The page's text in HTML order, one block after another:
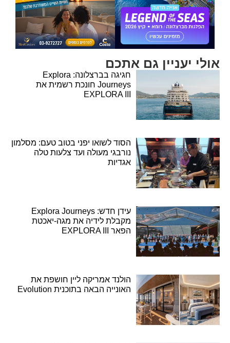
אולי יעניין גם אתכם
חגיגה בברצלונה: Explora
Journeys חונכת רשמית את
EXPLORA III
הסוד לשואו יפני בטוב טעם: מסלמון
נורבגי מעולה ועד צלעות טלה
אגדיות
עידן חדש: Explora Journeys
מקבלת לידיה את מגה-יאכטת
הפאר EXPLORA III
הולנד אמריקה ליין חושפת את
האונייה הבאה בתוכנית Evolution